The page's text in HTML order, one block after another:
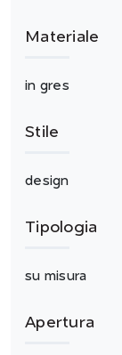
Materiale
in gres
Stile
design
Tipologia
su misura
Apertura